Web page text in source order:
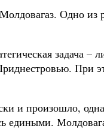
Одно из
задача
При
и произошло,